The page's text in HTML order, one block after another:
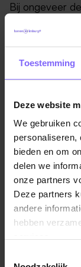
Toestemming
Deze website
We gebruiken
bieden en om
delen we
onze partners
Deze partners
andere
hebben
Bij ongeveer
psychische
burn-out. Die
als
Puts. "We
in de week,
"Dat is niet
werken",
je werk
thuiswerken",
op. "We
Bron: rtlnieuws.nl